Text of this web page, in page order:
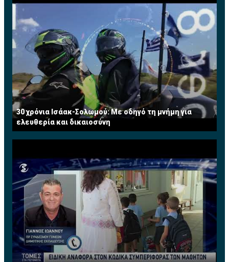
30 χρόνια Ισάακ-Σολωμού: Με οδηγό τη μνήμη για
ελευθερία και δικαιοσύνη